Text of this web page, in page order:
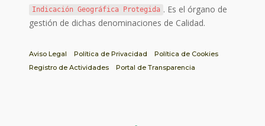
Indicación Geográfica Protegida . Es el órgano de
gestión de dichas denominaciones de Calidad.
Aviso Legal Política de Privacidad
Política de Cookies
Registro de Actividades
Portal de Transparencia